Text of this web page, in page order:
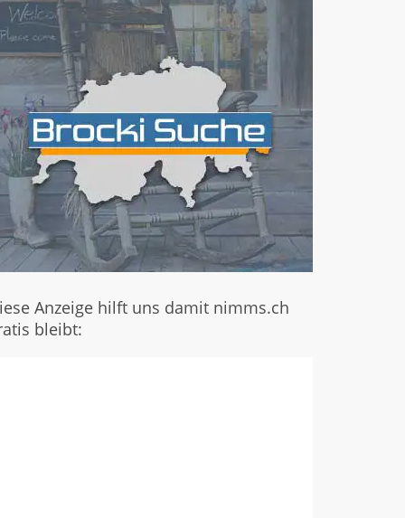
Anzeige hilft uns damit nimms.ch
bleibt: